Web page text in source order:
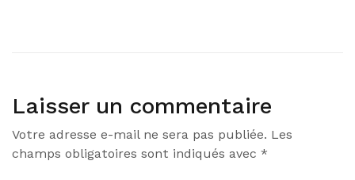
Laisser un commentaire
Votre adresse e-mail ne sera pas publiée. Les
champs obligatoires sont indiqués avec *